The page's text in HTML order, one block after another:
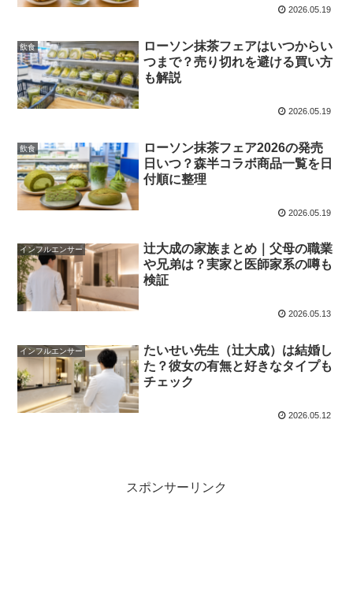
2026.05.19
飲食
ローソン抹茶フェアはいつからい
つまで？売り切れを避ける買い方
も解説
2026.05.19
飲食
ローソン抹茶フェア2026の発売
日いつ？森半コラボ商品一覧を日
付順に整理
2026.05.19
インフルエンサー
辻大成の家族まとめ｜父母の職業
や兄弟は？実家と医師家系の噂も
検証
2026.05.13
インフルエンサー
たいせい先生（辻大成）は結婚し
た？彼女の有無と好きなタイプも
チェック
2026.05.12
スポンサーリンク